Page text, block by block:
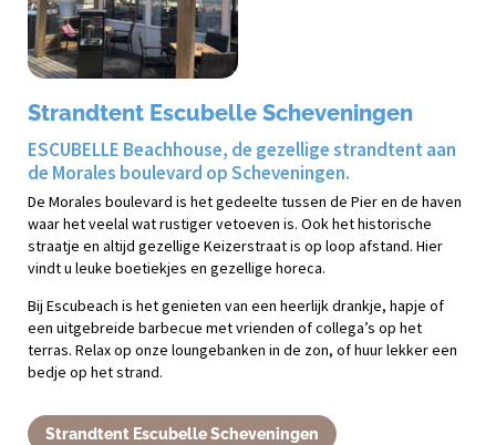
Strandtent Escubelle Scheveningen
ESCUBELLE Beachhouse, de gezellige strandtent aan
de Morales boulevard op Scheveningen.
De Morales boulevard is het gedeelte tussen de Pier en de haven
waar het veelal wat rustiger vetoeven is. Ook het historische
straatje en altijd gezellige Keizerstraat is op loop afstand. Hier
vindt u leuke boetiekjes en gezellige horeca.
Bij Escubeach is het genieten van een heerlijk drankje, hapje of
een uitgebreide barbecue met vrienden of collega’s op het
terras. Relax op onze loungebanken in de zon, of huur lekker een
bedje op het strand.
Strandtent Escubelle Scheveningen